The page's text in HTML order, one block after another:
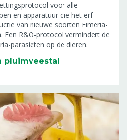
voor alle
en apparatuur die het erf
van nieuwe soorten Eimeria-
Een R&O-protocol vermindert de
parasieten op de dieren.
pluimveestal